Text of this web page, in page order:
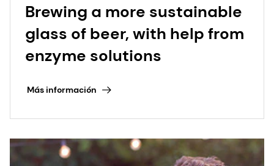
Brewing a more sustainable
glass of beer, with help from
enzyme solutions
Más información